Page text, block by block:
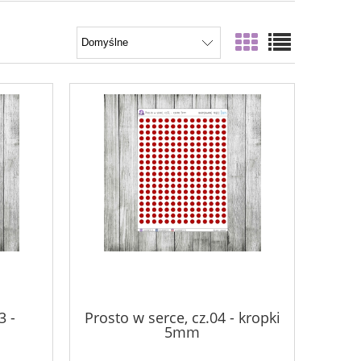
- Prosto w serce, cz.04 - kropki
5mm